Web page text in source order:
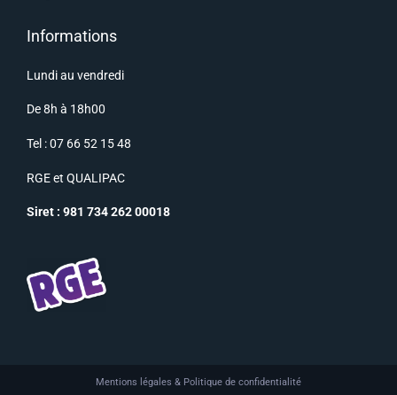
Informations
Lundi au vendredi
De 8h à 18h00
Tel : 07 66 52 15 48
RGEet QUALIPAC
Siret : 981 734 262 00018
Mentions légales & Politique de confidentialité